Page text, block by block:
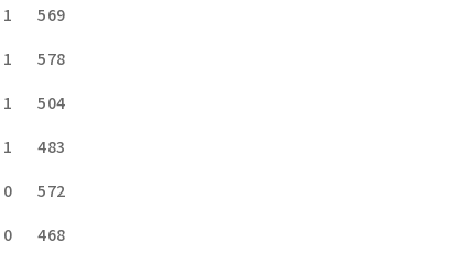
1
569
1
578
1
504
1
483
0
572
0
468